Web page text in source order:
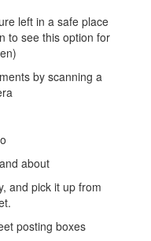
left in a safe place
to see this option for
by scanning a
about
and pick it up from
posting boxes